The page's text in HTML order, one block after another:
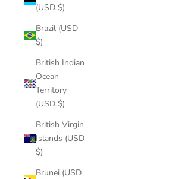
(USD $)
Brazil (USD
$)
British Indian
Ocean
Territory
(USD $)
British Virgin
Islands (USD
$)
Brunei (USD